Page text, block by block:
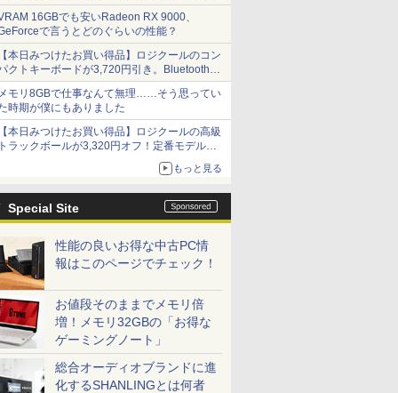
ぐらいの性能？ - PC Watch
16GBでも安いRadeon RX 9000、
で言うとどのぐらいの性能？
本日みつけたお買い得品】ロジクールのコン
クトキーボードが3,720円引き。Bluetoothで3
接続対応
モリ8GBで仕事なんて無理……そう思ってい
時期が僕にもありました
本日みつけたお買い得品】ロジクールの高級
ラックボールが3,320円オフ！定番モデルも
もっと見る
Special Site
性能の良いお得な中古PC情
報はこのページでチェック！
お値段そのままでメモリ倍
増！メモリ32GBの「お得な
ゲーミングノート」
総合オーディオブランドに進
化するSHANLINGとは何者